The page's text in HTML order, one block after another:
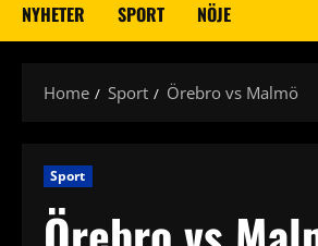
NYHETER SPORT NÖJE
Home Sport Örebro vs Malmö
Sport